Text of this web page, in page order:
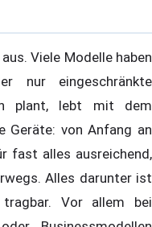
Viele Modelle haben
nur eingeschränkte
plant, lebt mit dem
Geräte: von Anfang an
fast alles ausreichend,
Alles darunter ist
Vor allem bei